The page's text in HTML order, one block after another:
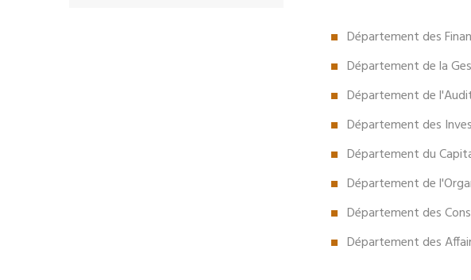
Département des
Département de la
Département de
Département des
Département du
Département de
Département des
Département des